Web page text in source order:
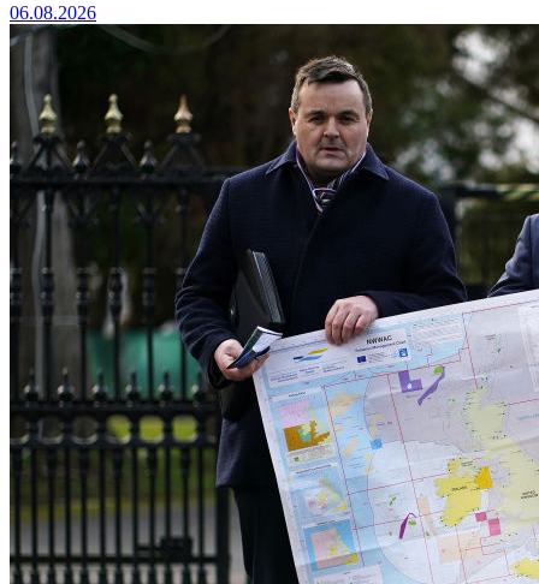
06.08.2026